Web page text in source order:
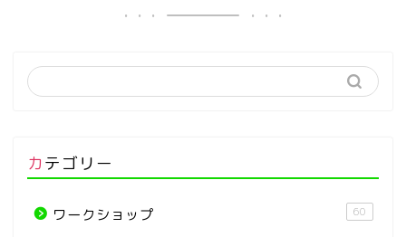
カテゴリー
ワークショップ 60